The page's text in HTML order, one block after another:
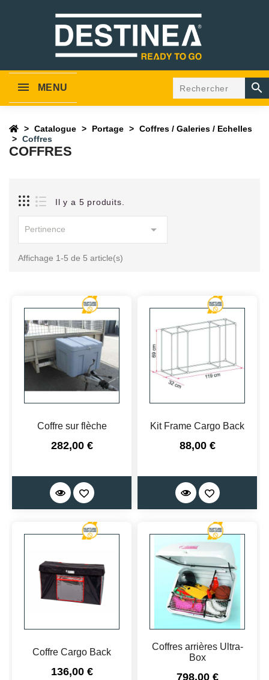
MENU 
Catalogue Portage
Coffres / Galeries / Echelles
Coffres
COFFRES
Il y a 5 produits.
Pertinence 
Affichage 1-5 de 5 article(s)
Coffre sur flèche
Prix
282,00 €
Kit Frame Cargo Back
Prix
88,00 €
Coffre Cargo Back
Prix
136,00 €
Coffres arrières Ultra-
Box
Prix
798,00 €